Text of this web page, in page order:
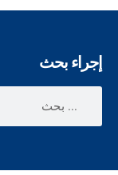
إجراء بحث